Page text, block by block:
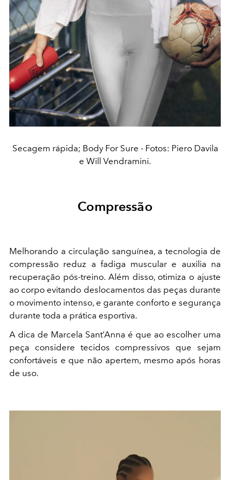
Secagem rápida; Body For Sure - Fotos: Piero Davila
e Will Vendramini.
Compressão
Melhorando a circulação sanguínea, a tecnologia de
compressão reduz a fadiga muscular e auxilia na
recuperação pós-treino. Além disso, otimiza o ajuste
ao corpo evitando deslocamentos das peças durante
o movimento intenso, e garante conforto e segurança
durante toda a prática esportiva.
A dica de Marcela Sant’Anna é que ao escolher uma
peça considere tecidos compressivos que sejam
confortáveis e que não apertem, mesmo após horas
de uso.